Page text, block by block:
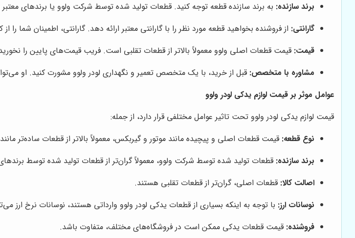
برند سازنده: به برند سازنده قطعه توجه کنید. قطعات تولید شده توسط شرکت ولوو یا برندهای معتبر و
گارانتی: از فروشنده بخواهید قطعه مورد نظر را با گارانتی معتبر ارائه دهد. گارانتی، اطمینان شما
قیمت: قیمت قطعات اصلی ولوو معمولاً بالاتر از قطعات تقلبی است. فریب قیمت‌های پایین را
مشاوره با متخصص: قبل از خرید، با یک متخصص تعمیر و نگهداری لودر ولوو مشورت کنید. او
عوامل موثر بر قیمت لوازم یدکی لودر ولوو
قیمت لوازم یدکی لودر ولوو تحت تاثیر عوامل مختلفی قرار دارد، از جمله:
نوع قطعه: قیمت قطعات اصلی و پیچیده مانند موتور و گیربکس، معمولاً بالاتر از قطعات ساده‌تر
برند سازنده: قطعات تولید شده توسط شرکت ولوو، معمولاً گران‌تر از قطعات تولید شده توسط
اصالت کالا: قطعات اصلی، گران‌تر از قطعات تقلبی هستند.
نوسانات ارز: با توجه به اینکه بسیاری از قطعات یدکی لودر ولوو وارداتی هستند، نوسانات نرخ ارز
فروشنده: قیمت قطعات یدکی ممکن است در فروشگاه‌های مختلف، متفاوت باشد.